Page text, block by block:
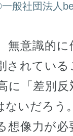
般社団法人
無意識的に
されている
に「差別反
ないだろう
想像力が必